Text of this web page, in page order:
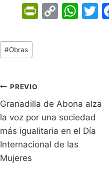
Pr
dl
y
C
k
W
p
T
Tags
de
#Obras
Navegación
de
entradas
PREVIO
Granadilla de Abona alza
la voz por una sociedad
más igualitaria en el Día
Internacional de las
Mujeres